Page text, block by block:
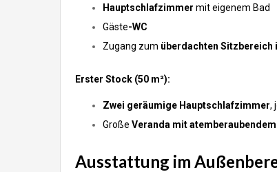
Hauptschlafzimmer mit eigenem Bad
Gäste-WC
Zugang zum überdachten Sitzbereich
Erster Stock (50 m²):
Zwei geräumige Hauptschlafzimmer,
Große Veranda mit
Ausstattung im